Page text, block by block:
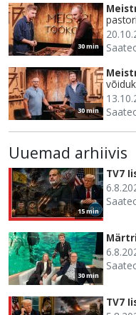
30 min
30 min
Uuemad arhiivis
15 min
TV7
30 min
TV7